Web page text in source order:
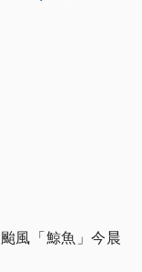
風「鯨魚」今晨